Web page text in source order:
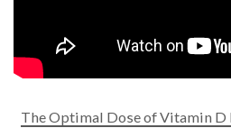
The Optimal Dose of Vitamin D